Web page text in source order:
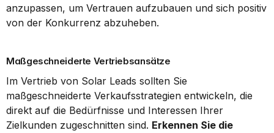
anzupassen, um Vertrauen aufzubauen und sich positiv
von der Konkurrenz abzuheben.
Maßgeschneiderte Vertriebsansätze
Im Vertrieb von Solar Leads sollten Sie
maßgeschneiderte Verkaufsstrategien entwickeln, die
direkt auf die Bedürfnisse und Interessen Ihrer
Zielkunden zugeschnitten sind. Erkennen Sie die